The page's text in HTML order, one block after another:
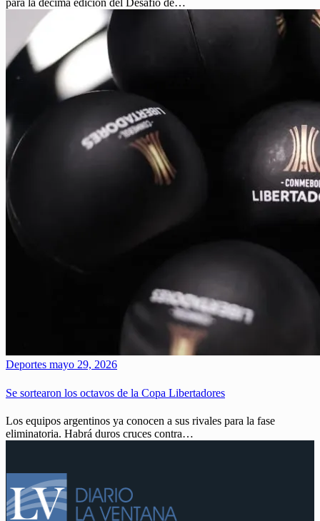
para la décima edición del Desafío de…
Deportes mayo 29, 2026
Se sortearon los octavos de la Copa Libertadores
Los equipos argentinos ya conocen a sus rivales para la fase
eliminatoria. Habrá duros cruces contra…